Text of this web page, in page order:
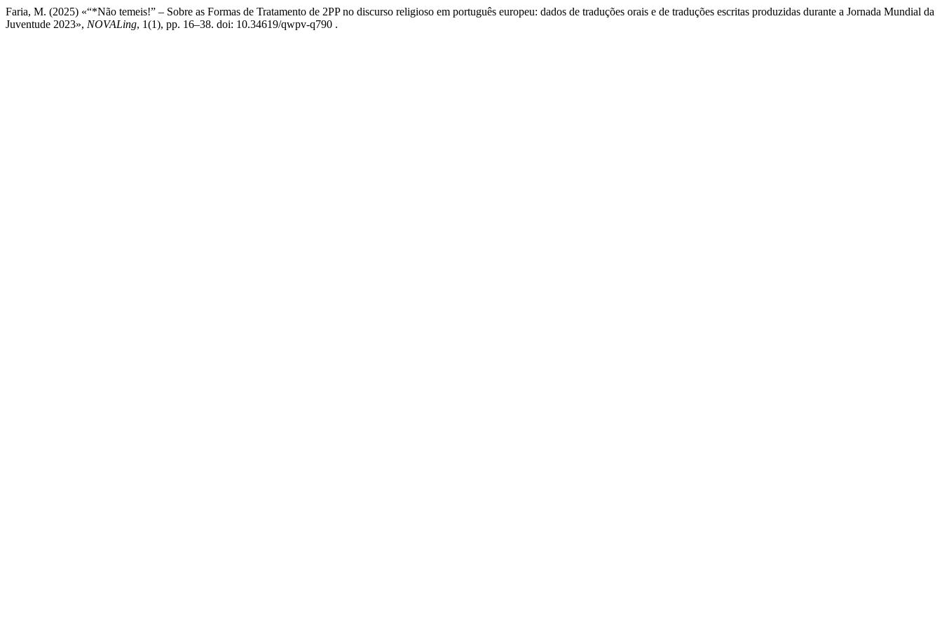
Faria, M. (2025) «“*Não temeis!” – Sobre as Formas de Tratamento de 2PP no discurso religioso em português europeu: dados de traduções orais e de traduções escritas produzidas durante a Jornada Mundial da
Juventude 2023», NOVALing, 1(1), pp. 16–38. doi: 10.34619/qwpv-q790 .